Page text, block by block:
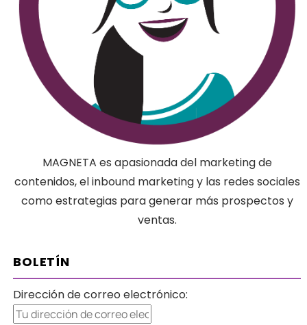
MAGNETA es apasionada del marketing de
contenidos, el inbound marketing y las redes sociales
como estrategias para generar más prospectos y
ventas.
BOLETÍN
Dirección de correo electrónico: